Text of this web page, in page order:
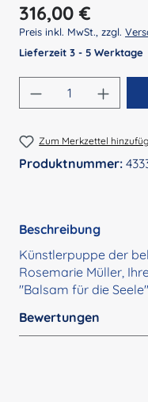
Regulärer Preis:
316,00 €
Preis inkl. MwSt., zzgl.
Lieferzeit 3 - 5 Werktage
Produkt
Zum Merkzettel
Produktnummer:
Beschreibung
Künstlerpuppe der
Rosemarie Müller,
"Balsam für die
Bewertungen